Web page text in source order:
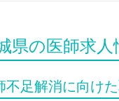
県の医師求人
不足解消に向け